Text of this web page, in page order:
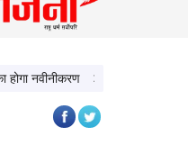
नवीनीकरण एमपी टूरिज्म बोर्ड